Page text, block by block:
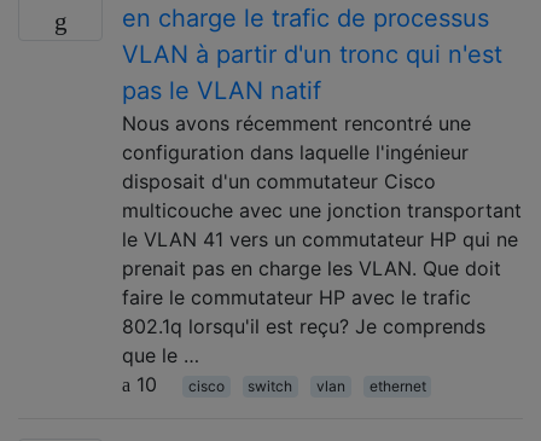
en charge le trafic de processus
VLAN à partir d'un tronc qui n'est
pas le VLAN natif
Nous avons récemment rencontré une
configuration dans laquelle l'ingénieur
disposait d'un commutateur Cisco
multicouche avec une jonction transportant
le VLAN 41 vers un commutateur HP qui ne
prenait pas en charge les VLAN. Que doit
faire le commutateur HP avec le trafic
802.1q lorsqu'il est reçu? Je comprends
que le …
10
cisco switch vlan ethernet